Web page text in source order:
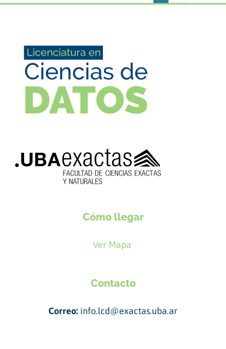
Cómo llegar
Ver Mapa
Contacto
Correo: info.lcd@exactas.uba.ar